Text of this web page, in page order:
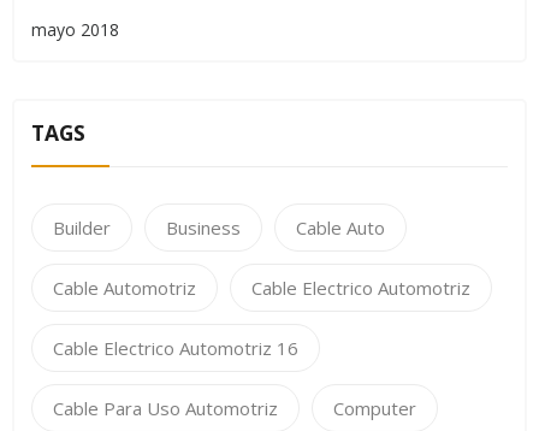
mayo 2018
TAGS
Builder Business Cable Auto
Cable Automotriz Cable Electrico Automotriz
Cable Electrico Automotriz 16
Cable Para Uso Automotriz Computer